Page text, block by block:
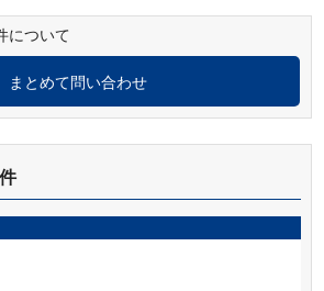
について
まとめて問い合わせ